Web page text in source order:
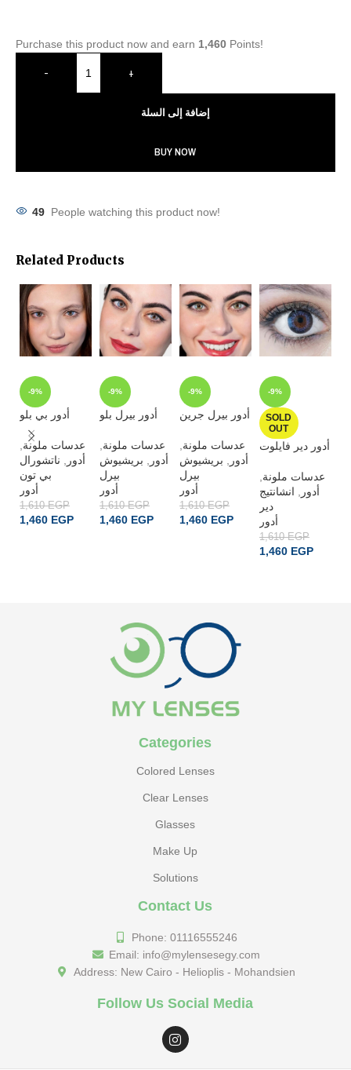
Purchase this product now and earn 1,460 Points!
- +
إضافة إلى السلة
BUY NOW
49 People watching this product now!
Related Products
-9%
أدور بي بلو
عدسات ملونة
أدور
ناتشورال
بي تون
أدور
1,610EGP
1,460 EGP
-9%
أدور بيرل بلو
عدسات ملونة
أدور
بريشيوش
بيرل
أدور
1,610EGP
1,460 EGP
-9%
أدور بيرل جرين
عدسات ملونة
أدور
بريشيوش
بيرل
أدور
1,610EGP
1,460 EGP
-9%
SOLD
OUT
أدور دير فايلوت
عدسات ملونة
أدور
انشانتيج
دير
أدور
1,610EGP
1,460 EGP
Categories
Colored Lenses
Clear Lenses
Glasses
Make Up
Solutions
Contact Us
Phone: 01116555246
Email: info@mylensesegy.com
Address: New Cairo - Helioplis - Mohandsien
Follow Us Social Media